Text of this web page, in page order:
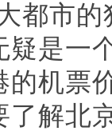
都市
疑是一
的机票
了解北